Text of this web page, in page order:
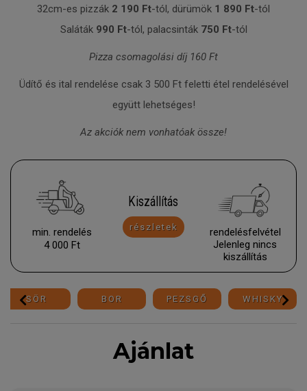
32cm-es pizzák 2 190 Ft-tól, dürümök 1 890 Ft-tól
Saláták 990 Ft-tól, palacsinták 750 Ft-tól
Pizza csomagolási díj 160 Ft
Üdítő és ital rendelése csak 3 500 Ft feletti étel rendelésével
együtt lehetséges!
Az akciók nem vonhatóak össze!
min. rendelés
4 000 Ft
Kiszállítás
részletek
rendelésfelvétel
Jelenleg nincs
kiszállí­tás
SÖR BOR PEZSGŐ WHISKY
Ajánlat